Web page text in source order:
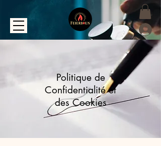
Politique de
Confidentialité et
des Cookies